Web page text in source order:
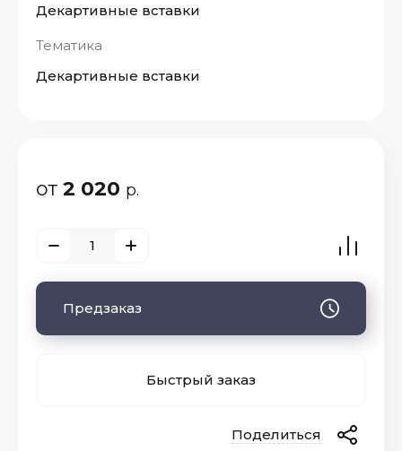
Декартивные вставки
Тематика
Декартивные вставки
от 2 020 р.
Предзаказ
Быстрый заказ
Поделиться